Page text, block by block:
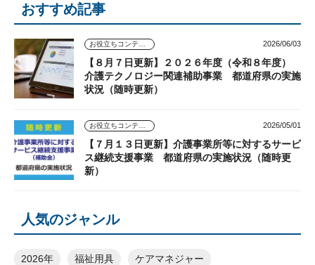
おすすめ記事
2026/06/03
【８月７日更新】２０２６年度（令和８年度）
介護テクノロジー関連補助事業 都道府県の実施
状況（随時更新）
2026/05/01
【７月１３日更新】介護事業所等に対するサービ
ス継続支援事業 都道府県の実施状況（随時更
新）
人気のジャンル
2026年 福祉用具 ケアマネジャー